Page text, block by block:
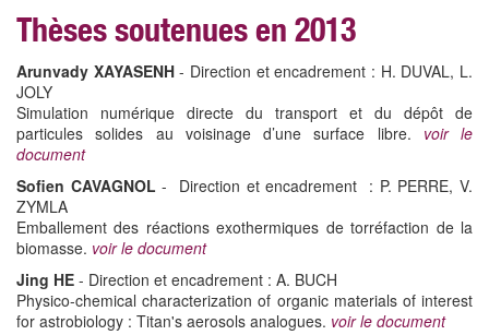
Thèses soutenues en 2013
Arunvady XAYASENH- Direction et encadrement : H. DUVAL, L.
JOLY
Simulation numérique directe du transport et du dépôt de
particules solides au voisinage d’une surface libre. voir le
document
Sofien CAVAGNOL - Direction et encadrement : P. PERRE, V.
ZYMLA
Emballement des réactions exothermiques de torréfaction de la
biomasse. voir le document
Jing HE - Direction et encadrement : A. BUCH
Physico-chemical characterization of organic materials of interest
for astrobiology : Titan's aerosols analogues. voir le document